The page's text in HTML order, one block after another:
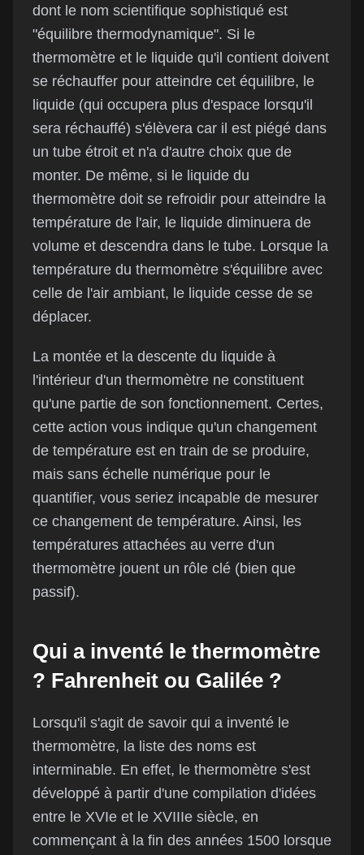
dont le nom scientifique sophistiqué est
"équilibre thermodynamique". Si le
thermomètre et le liquide qu'il contient doivent
se réchauffer pour atteindre cet équilibre, le
liquide (qui occupera plus d'espace lorsqu'il
sera réchauffé) s'élèvera car il est piégé dans
un tube étroit et n'a d'autre choix que de
monter. De même, si le liquide du
thermomètre doit se refroidir pour atteindre la
température de l'air, le liquide diminuera de
volume et descendra dans le tube. Lorsque la
température du thermomètre s'équilibre avec
celle de l'air ambiant, le liquide cesse de se
déplacer.
La montée et la descente du liquide à
l'intérieur d'un thermomètre ne constituent
qu'une partie de son fonctionnement. Certes,
cette action vous indique qu'un changement
de température est en train de se produire,
mais sans échelle numérique pour le
quantifier, vous seriez incapable de mesurer
ce changement de température. Ainsi, les
températures attachées au verre d'un
thermomètre jouent un rôle clé (bien que
passif).
Qui a inventé le thermomètre
? Fahrenheit ou Galilée ?
Lorsqu'il s'agit de savoir qui a inventé le
thermomètre, la liste des noms est
interminable. En effet, le thermomètre s'est
développé à partir d'une compilation d'idées
entre le XVIe et le XVIIIe siècle, en
commençant à la fin des années 1500 lorsque